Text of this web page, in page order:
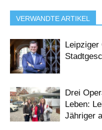
VERWANDTE ARTIKEL
Drei
Leben:
Jähriger